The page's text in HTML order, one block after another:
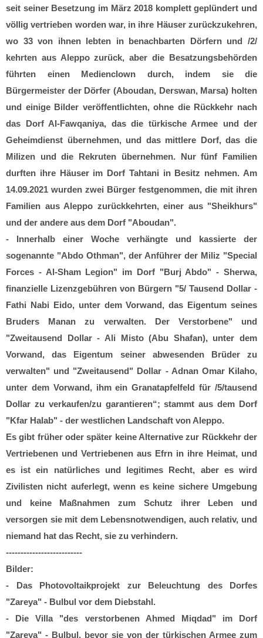
seit seiner Besetzung im März 2018 komplett geplündert und
völlig vertrieben worden war, in ihre Häuser zurückzukehren,
wo 33 von ihnen lebten in benachbarten Dörfern und /2/
kehrten aus Aleppo zurück, aber die Besatzungsbehörden
führten einen Medienclown durch, indem sie die
Bürgermeister der Dörfer (Aboudan, Derswan, Marsa) holten
und einige Bilder veröffentlichten, ohne die Rückkehr nach
das Dorf Al-Fawqaniya, das die türkische Armee und der
Geheimdienst übernehmen, und das mittlere Dorf, das die
Milizen und die Rekruten übernehmen. Nur fünf Familien
durften ihre Häuser im Dorf Tahtani in Besitz nehmen. Am
14.09.2021 wurden zwei Bürger festgenommen, die mit ihren
Familien aus Aleppo zurückkehrten, einer aus "Sheikhurs"
und der andere aus dem Dorf "Aboudan".
- Innerhalb einer Woche verhängte und kassierte der
sogenannte "Abdo Othman", der Anführer der Miliz "Special
Forces - Al-Sham Legion" im Dorf "Burj Abdo" - Sherwa,
finanzielle Lizenzgebühren von Bürgern "5/ Tausend Dollar -
Fathi Nabi Eido, unter dem Vorwand, das Eigentum seines
Bruders Manan zu verwalten. Der Verstorbene" und
"Zweitausend Dollar - Ali Misto (Abu Shafan), unter dem
Vorwand, das Eigentum seiner abwesenden Brüder zu
verwalten" und "Zweitausend" Dollar - Adnan Omar Kilaho,
unter dem Vorwand, ihm ein Granatapfelfeld für /5/tausend
Dollar zu verkaufen/zu garantieren“; stammt aus dem Dorf
"Kfar Halab" - der westlichen Landschaft von Aleppo.
Es gibt früher oder später keine Alternative zur Rückkehr der
Vertriebenen und Vertriebenen aus Efrn in ihre Heimat, und
es ist ein natürliches und legitimes Recht, aber es wird
Zivilisten nicht auferlegt, wenn es keine sichere Umgebung
und keine Maßnahmen zum Schutz ihrer Leben und
versorgen sie mit dem Lebensnotwendigen, auch relativ, und
niemand hat das Recht, sie zu verhindern.
--------------------------
Bilder:
- Das Photovoltaikprojekt zur Beleuchtung des Dorfes
"Zareya" - Bulbul vor dem Diebstahl.
- Die Villa "des verstorbenen Ahmed Miqdad" im Dorf
"Zareya" - Bulbul, bevor sie von der türkischen Armee zum